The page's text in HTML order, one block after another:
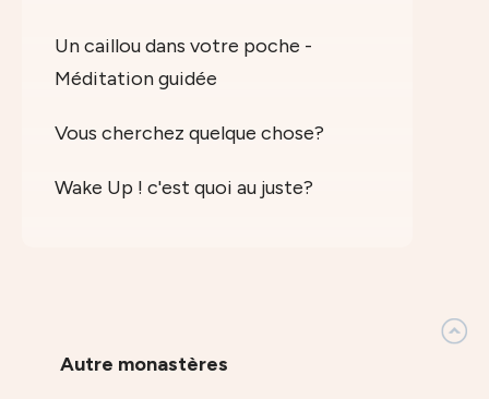
Un caillou dans votre poche -
Méditation guidée
Vous cherchez quelque chose?
Wake Up ! c'est quoi au juste?
Autre monastères